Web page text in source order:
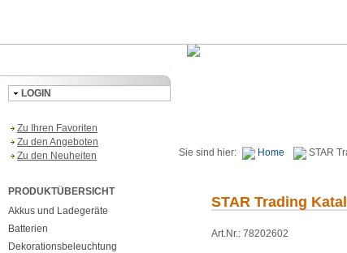
LOGIN
Zu Ihren Favoriten
Zu den Angeboten
Zu den Neuheiten
PRODUKTÜBERSICHT
Akkus und Ladegeräte
Batterien
Dekorationsbeleuchtung
Sie sind hier: Home STAR
STAR Trading
Art.Nr.: 78202602